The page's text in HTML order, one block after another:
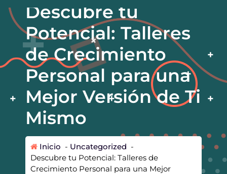
Descubre tu
Potencial: Talleres
de Crecimiento
Personal para una
Mejor Versión de Ti
Mismo
Inicio - Uncategorized -
Descubre tu Potencial: Talleres de
Crecimiento Personal para una Mejor